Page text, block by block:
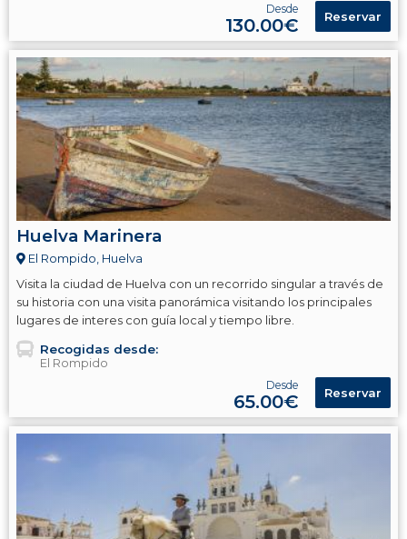
Desde
130.00€ Reservar
Huelva Marinera
El Rompido, Huelva
Visita la ciudad de Huelva con un recorrido singular a través de
su historia con una visita panorámica visitando los principales
lugares de interes con guía local y tiempo libre.
Recogidas desde:
El Rompido
Desde
65.00€ Reservar